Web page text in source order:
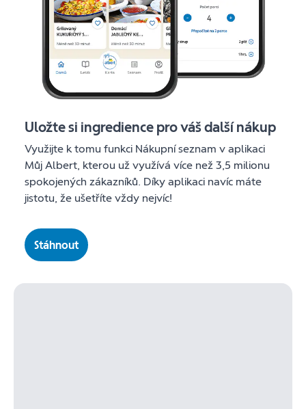
Uložte si ingredience pro váš další nákup
Využijte k tomu funkci Nákupní seznam v aplikaci
Můj Albert, kterou už využívá více než 3,5 milionu
spokojených zákazníků. Díky aplikaci navíc máte
jistotu, že ušetříte vždy nejvíc!
Stáhnout